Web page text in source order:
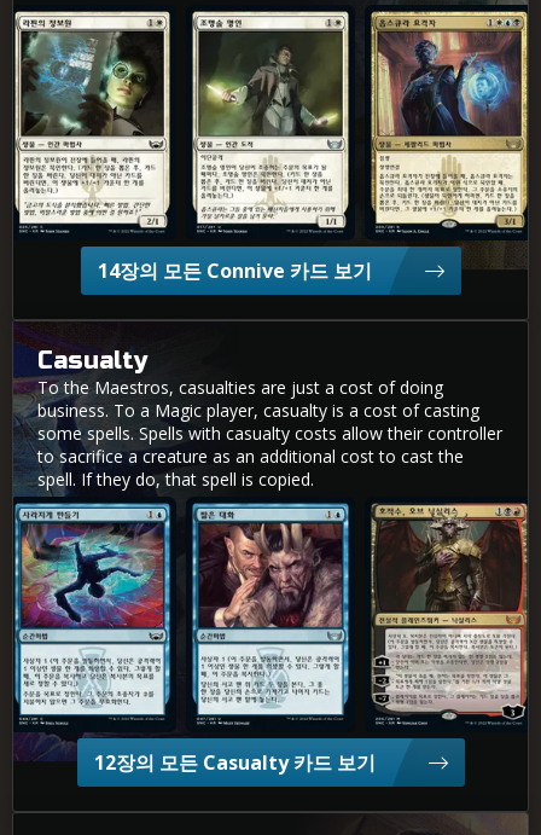
라핀의 정보원 조명술 명인 옵스큐라 요격자
14장의 모든 Connive 카드 보기
Casualty
To the Maestros, casualties are just a cost of doing
business. To a Magic player, casualty is a cost of casting
some spells. Spells with casualty costs allow their controller
to sacrifice a creature as an additional cost to cast the
spell. If they do, that spell is copied.
사라지게 만들기 짧은 대화 호적수, 오브 닉실리스
12장의 모든 Casualty 카드 보기